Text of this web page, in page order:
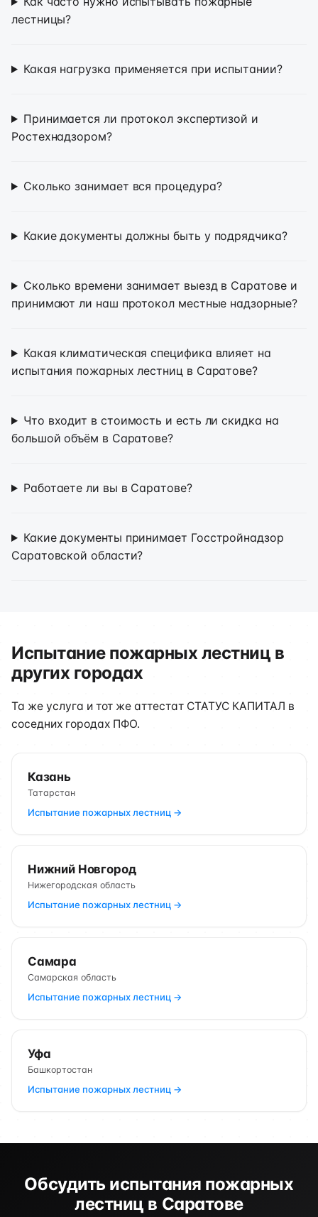
лестницы?
Какая нагрузка применяется при испытании?
Принимается ли протокол экспертизой и
Ростехнадзором?
Сколько занимает вся процедура?
Какие документы должны быть у подрядчика?
Сколько времени занимает выезд в Саратове и
принимают ли наш протокол местные надзорные?
Какая климатическая специфика влияет на
испытания пожарных лестниц в Саратове?
Что входит в стоимость и есть ли скидка на
большой объём в Саратове?
Работаете ли вы в Саратове?
Какие документы принимает Госстройнадзор
Саратовской области?
Испытание пожарных лестниц в
других городах
Та же услуга и тот же аттестат СТАТУС КАПИТАЛ в
соседних городах ПФО.
Казань
Татарстан
Испытание пожарных лестниц →
Нижний Новгород
Нижегородская область
Испытание пожарных лестниц →
Самара
Самарская область
Испытание пожарных лестниц →
Уфа
Башкортостан
Испытание пожарных лестниц →
Обсудить испытания пожарных
лестниц в Саратове